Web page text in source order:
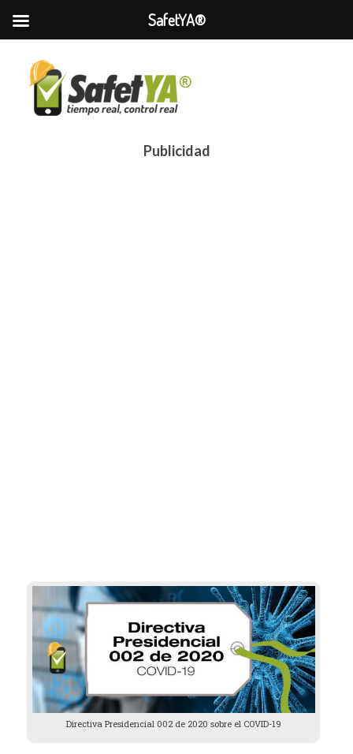
Publicidad
Directiva Presidencial 002 de 2020 sobre el COVID-19
SafetYA®